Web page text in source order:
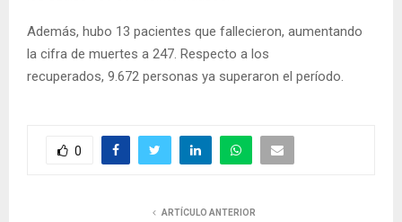
Además, hubo 13 pacientes que fallecieron, aumentando
la cifra de muertes a 247. Respecto a los
recuperados, 9.672 personas ya superaron el período.
0
ARTÍCULO ANTERIOR